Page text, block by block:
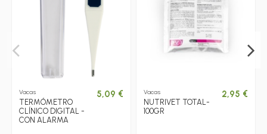
Vacas
TERMÓMETRO
CLÍNICO DIGITAL -
CON ALARMA
5,09 € Vacas
NUTRIVET TOTAL-
100GR
2,95 €